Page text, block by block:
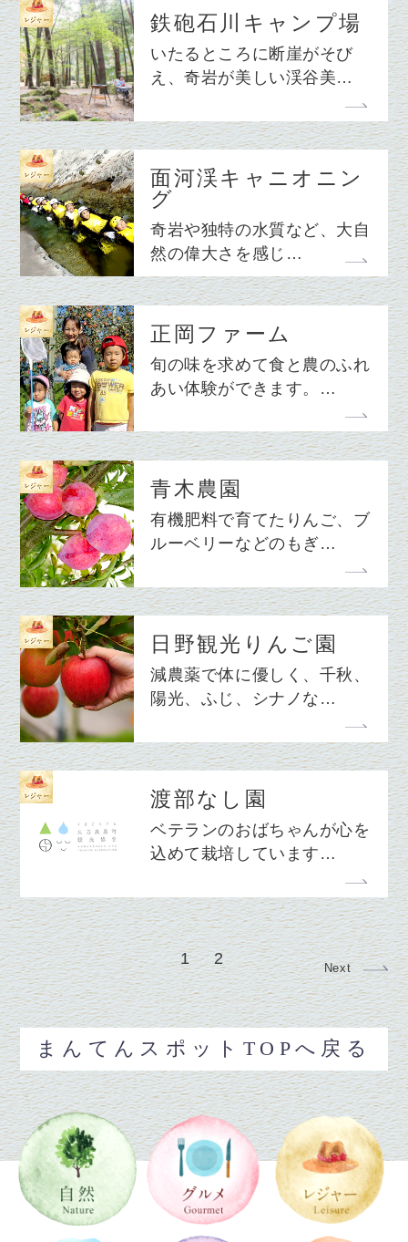
鉄砲石川キャンプ場
いたるところに断崖がそび
え、奇岩が美しい渓谷美…
面河渓キャニオニン
グ
奇岩や独特の水質など、大自
然の偉大さを感じ…
正岡ファーム
旬の味を求めて食と農のふれ
あい体験ができます。…
青木農園
有機肥料で育てたりんご、ブ
ルーベリーなどのもぎ…
日野観光りんご園
減農薬で体に優しく、千秋、
陽光、ふじ、シナノな…
渡部なし園
ベテランのおばちゃんが心を
込めて栽培しています…
1 2
Next
まんてんスポットTOPへ戻る